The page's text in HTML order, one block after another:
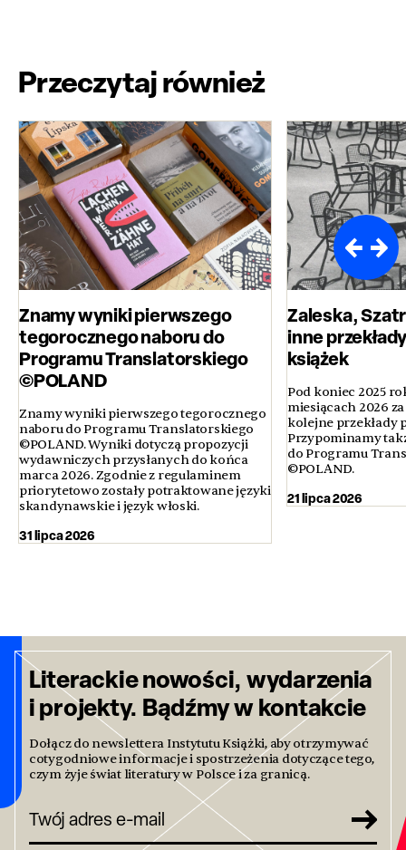
Przeczytaj również
Znamy wyniki pierwszego
tegorocznego naboru do
Programu Translatorskiego
©POLAND
Znamy wyniki pierwszego tegorocznego
naboru do Programu Translatorskiego
©POLAND. Wyniki dotyczą propozycji
wydawniczych przysłanych do końca
marca 2026. Zgodnie z regulaminem
priorytetowo zostały potraktowane języki
skandynawskie i język włoski.
31 lipca 2026
Zaleska,
inne
książek
Pod koniec 2025
miesiącach 2026
kolejne przekłady
Przypominamy
do Programu
©POLAND.
21 lipca 2026
Literackie nowości, wydarzenia
i projekty. Bądźmy w kontakcie
Dołącz do newslettera Instytutu Książki, aby otrzymywać
cotygodniowe informacje i spostrzeżenia dotyczące tego,
czym żyje świat literatury w Polsce i za granicą.